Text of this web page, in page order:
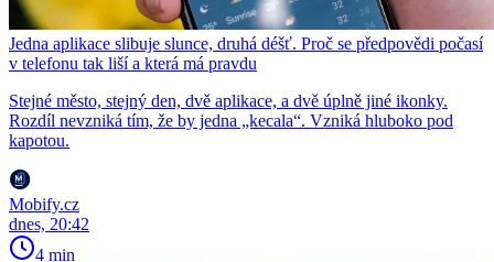
Jedna aplikace slibuje slunce, druhá déšť. Proč se předpovědi počasí
v telefonu tak liší a která má pravdu
Stejné město, stejný den, dvě aplikace, a dvě úplně jiné ikonky.
Rozdíl nevzniká tím, že by jedna „kecala“. Vzniká hluboko pod
kapotou.
Mobify.cz
dnes, 20:42
4 min